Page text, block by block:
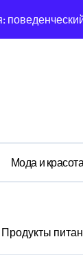
Мода и
Продукты